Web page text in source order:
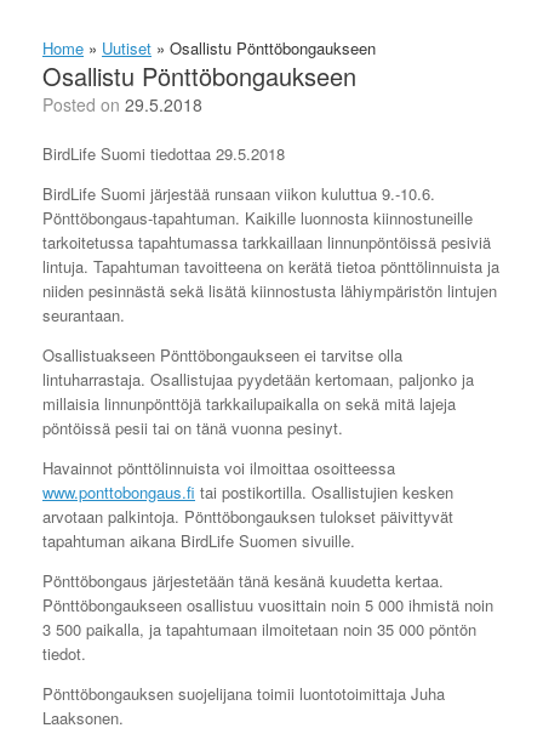
Home » Uutiset » Osallistu Pönttöbongaukseen
Osallistu Pönttöbongaukseen
Posted on 29.5.2018
BirdLife Suomi tiedottaa 29.5.2018
BirdLife Suomi järjestää runsaan viikon kuluttua 9.-10.6.
Pönttöbongaus-tapahtuman. Kaikille luonnosta kiinnostuneille
tarkoitetussa tapahtumassa tarkkaillaan linnunpöntöissä pesiviä
lintuja. Tapahtuman tavoitteena on kerätä tietoa pönttölinnuista ja
niiden pesinnästä sekä lisätä kiinnostusta lähiympäristön lintujen
seurantaan.
Osallistuakseen Pönttöbongaukseen ei tarvitse olla
lintuharrastaja. Osallistujaa pyydetään kertomaan, paljonko ja
millaisia linnunpönttöjä tarkkailupaikalla on sekä mitä lajeja
pöntöissä pesii tai on tänä vuonna pesinyt.
Havainnot pönttölinnuista voi ilmoittaa osoitteessa
www.ponttobongaus.fi tai postikortilla. Osallistujien kesken
arvotaan palkintoja. Pönttöbongauksen tulokset päivittyvät
tapahtuman aikana BirdLife Suomen sivuille.
Pönttöbongaus järjestetään tänä kesänä kuudetta kertaa.
Pönttöbongaukseen osallistuu vuosittain noin 5 000 ihmistä noin
3 500 paikalla, ja tapahtumaan ilmoitetaan noin 35 000 pöntön
tiedot.
Pönttöbongauksen suojelijana toimii luontotoimittaja Juha
Laaksonen.